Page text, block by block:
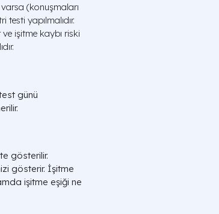
(konuşmaları
yapılmalıdır.
işitme kaybı riski
günü
gösterilir.
gösterir. İşitme
işitme eşiği ne